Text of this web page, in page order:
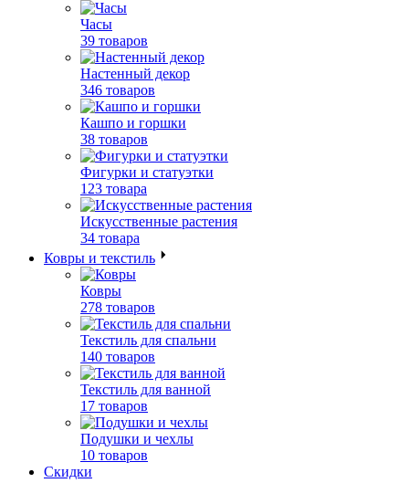
Часы
39 товаров
Настенный декор
346 товаров
Кашпо и горшки
38 товаров
Фигурки и статуэтки
123 товара
Искусственные растения
34 товара
Ковры и текстиль
Ковры
278 товаров
Текстиль для спальни
140 товаров
Текстиль для ванной
17 товаров
Подушки и чехлы
10 товаров
Скидки